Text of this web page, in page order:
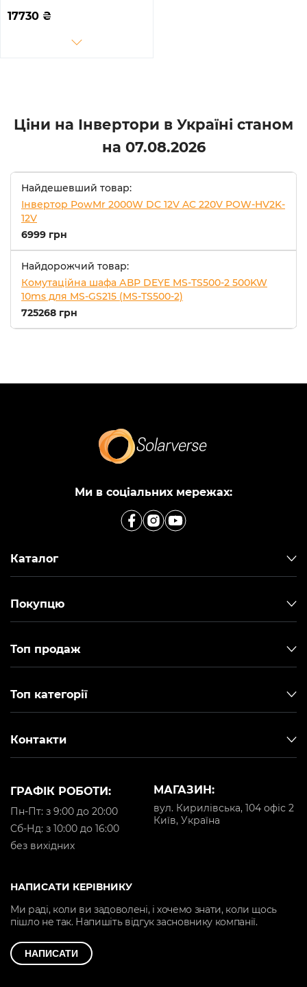
Однофазний (SV3024A)
17730 ₴
Ціни на Інвертори в Україні станом
на 07.08.2026
Найдешевший товар:
Інвертор PowMr 2000W DC 12V AC 220V POW-HV2K-
12V
6999 грн
Найдорожчий товар:
Комутаційна шафа АВР DEYE MS-TS500-2 500KW
10ms для MS-GS215 (MS-TS500-2)
725268 грн
Ми в соціальних мережах:
Каталог
Покупцю
Топ продаж
Топ категорії
Контакти
МАГАЗИН:
вул. Кирилівська, 104 офіс 2
Київ, Україна
ГРАФІК РОБОТИ:
Пн-Пт: з 9:00 до 20:00
Cб-Нд: з 10:00 до 16:00
без вихідних
НАПИСАТИ КЕРІВНИКУ
Ми раді, коли ви задоволені, і хочемо знати, коли щось
пішло не так. Напишіть відгук засновнику компанії.
НАПИСАТИ